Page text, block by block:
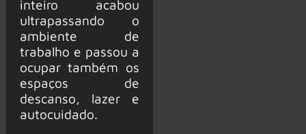
inteiro acabou
ultrapassando o
ambiente de
trabalho e passou a
ocupar também os
espaços de
descanso, lazer e
autocuidado.